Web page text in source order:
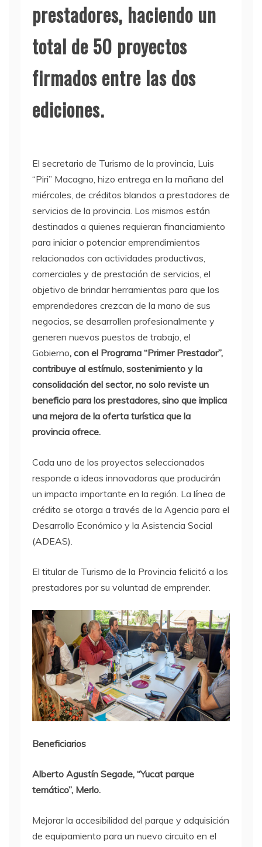
prestadores, haciendo un
total de 50 proyectos
firmados entre las dos
ediciones.
El secretario de Turismo de la provincia, Luis
“Piri” Macagno, hizo entrega en la mañana del
miércoles, de créditos blandos a prestadores de
servicios de la provincia. Los mismos están
destinados a quienes requieran financiamiento
para iniciar o potenciar emprendimientos
relacionados con actividades productivas,
comerciales y de prestación de servicios, el
objetivo de brindar herramientas para que los
emprendedores crezcan de la mano de sus
negocios, se desarrollen profesionalmente y
generen nuevos puestos de trabajo, el
Gobierno, con el Programa “Primer Prestador”,
contribuye al estímulo, sostenimiento y la
consolidación del sector, no solo reviste un
beneficio para los prestadores, sino que implica
una mejora de la oferta turística que la
provincia ofrece.
Cada uno de los proyectos seleccionados
responde a ideas innovadoras que producirán
un impacto importante en la región. La línea de
crédito se otorga a través de la Agencia para el
Desarrollo Económico y la Asistencia Social
(ADEAS).
El titular de Turismo de la Provincia felicitó a los
prestadores por su voluntad de emprender.
Beneficiarios
Alberto Agustín Segade, “Yucat parque
temático”, Merlo.
Mejorar la accesibilidad del parque y adquisición
de equipamiento para un nuevo circuito en el